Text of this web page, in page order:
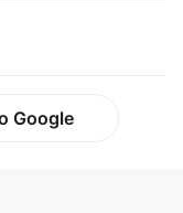
Google